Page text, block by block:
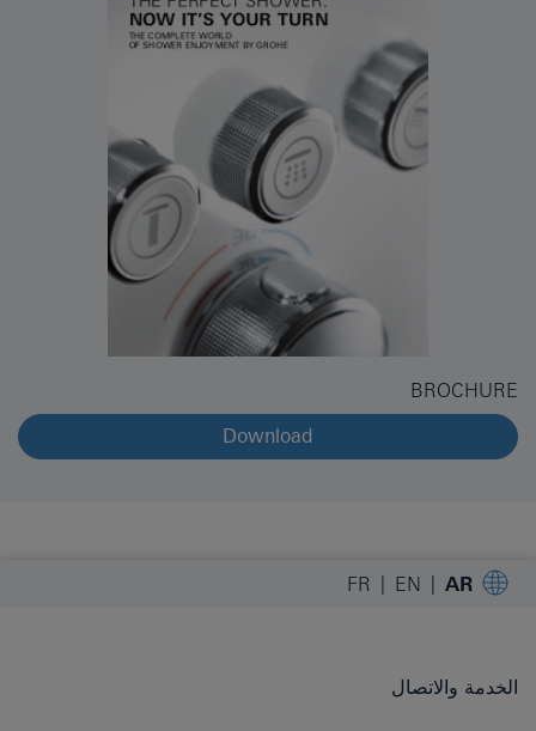
BROCHURE
Download
AR
EN
FR
الخدمة والاتصال